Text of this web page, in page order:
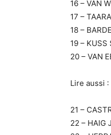
16 – VAN
17 –
18 –
19 –
20 – VAN
Lire aussi :
21 –
22 – HAIG